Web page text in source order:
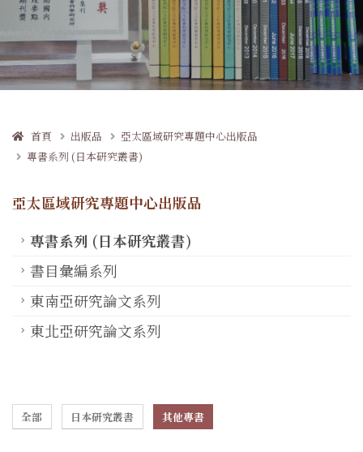
首頁 出版品
亞太區域研究專題中心出版品
專書系列 (日本研究叢書)
亞太區域研究專題中心出版品
專書系列 (日本研究叢書)
書目彙編系列
東南亞研究論文系列
東北亞研究論文系列
全部 日本研究叢書 其他專書